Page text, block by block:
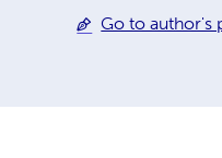
Go to author's